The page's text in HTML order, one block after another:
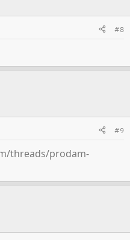
#8
#9
threads/prodam-